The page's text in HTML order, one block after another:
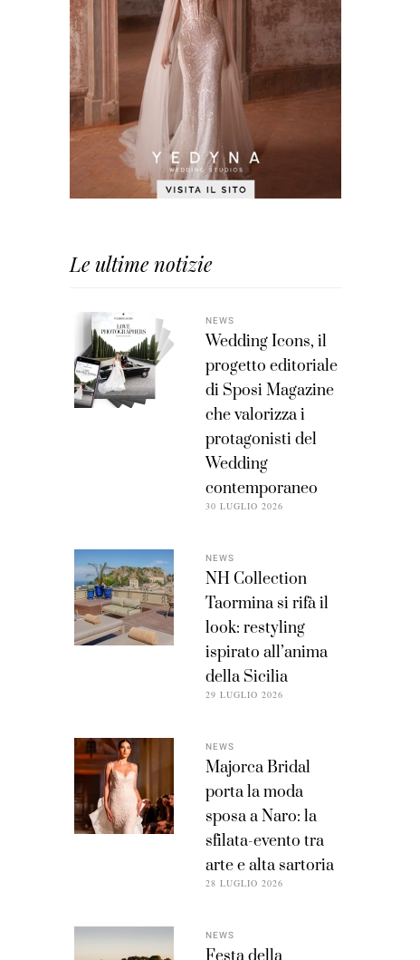
Le ultime notizie
NEWS
Wedding Icons, il
progetto editoriale
di Sposi Magazine
che valorizza i
protagonisti del
Wedding
contemporaneo
30 LUGLIO 2026
NEWS
NH Collection
Taormina si rifà il
look: restyling
ispirato all’anima
della Sicilia
29 LUGLIO 2026
NEWS
Majorca Bridal
porta la moda
sposa a Naro: la
sfilata-evento tra
arte e alta sartoria
28 LUGLIO 2026
NEWS